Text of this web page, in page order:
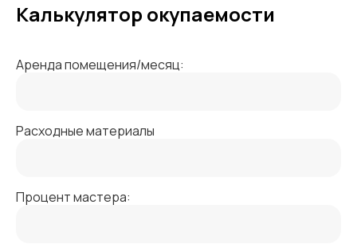
Калькулятор окупаемости
Аренда помещения/месяц:
Расходные материалы
Процент мастера: